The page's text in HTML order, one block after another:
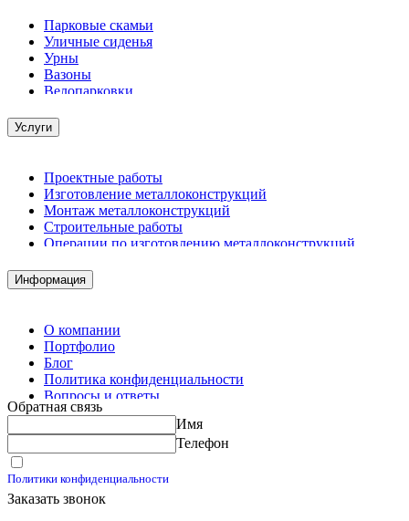
Парковые скамьи
Уличные сиденья
Урны
Вазоны
Велопарковки
Услуги
Проектные работы
Изготовление металлоконструкций
Монтаж металлоконструкций
Строительные работы
Операции по изготовлению металлоконструкций
Комплектация металлопроката
Изготовление винтовых свай
Информация
О компании
Портфолио
Блог
Политика конфиденциальности
Вопросы и ответы
Контакты
Обратная связь
Имя
Телефон
Политики конфиденциальности
Заказать звонок